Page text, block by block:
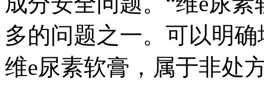
多的问题之一。可以明
维e尿素软膏，属于非处